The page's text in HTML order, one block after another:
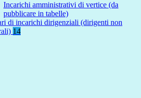
Incarichi amministrativi di vertice (da
pubblicare in tabelle)
di incarichi dirigenziali (dirigenti non
14